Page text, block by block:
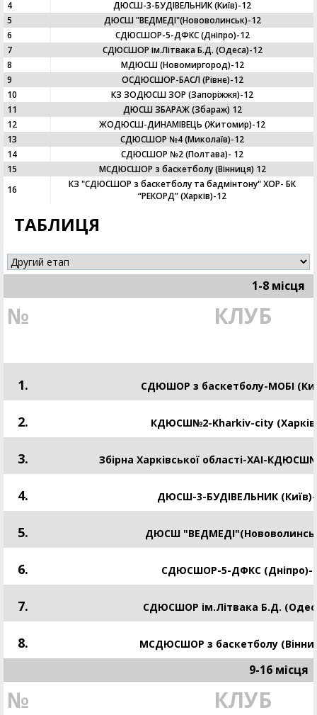
4
ДЮСШ-3-БУДІВЕЛЬНИК (Київ)-12
5
ДЮСШ "ВЕДМЕДІ"(Нововолинськ)-12
6
СДЮСШОР-5-ДФКС (Дніпро)-12
7
CДЮСШОР ім.Літвака Б.Д. (Одеса)-12
8
МДЮСШ (Новомиргород)-12
9
ОСДЮСШОР-БАСЛ (Рівне)-12
10
КЗ ЗОДЮСШ ЗОР (Запоріжжя)-12
11
ДЮСШ ЗБАРАЖ (Збараж) 12
12
ЖОДЮСШ-ДИНАМІВЕЦЬ (Житомир)-12
13
СДЮСШОР №4 (Миколаїв)-12
14
СДЮСШОР №2 (Полтава)- 12
15
МСДЮСШОР з баскетболу (Вінниця) 12
16
КЗ "СДЮСШОР з баскетболу та бадмінтону" ХОР- БК
“РЕКОРД” (Харків)-12
ТАБЛИЦЯ
1-8 місця
№ КЛУБ
1. СДЮШОР з баскетболу-МОБІ
2. КДЮСШ№2-Kharkiv-city
3. Збірна Харківської області-ХАІ-
4. ДЮСШ-3-БУДІВЕЛЬНИК (Київ)-
5. ДЮСШ
6. СДЮСШОР-5-ДФКС (Дніпро)-
7. CДЮСШОР ім.Літвака Б.Д.
8. МСДЮСШОР з баскетболу
9-16 місця
№ КЛУБ